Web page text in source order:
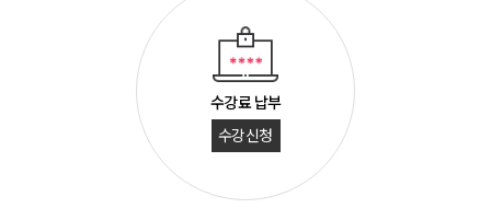
수강료 납부
수강신청